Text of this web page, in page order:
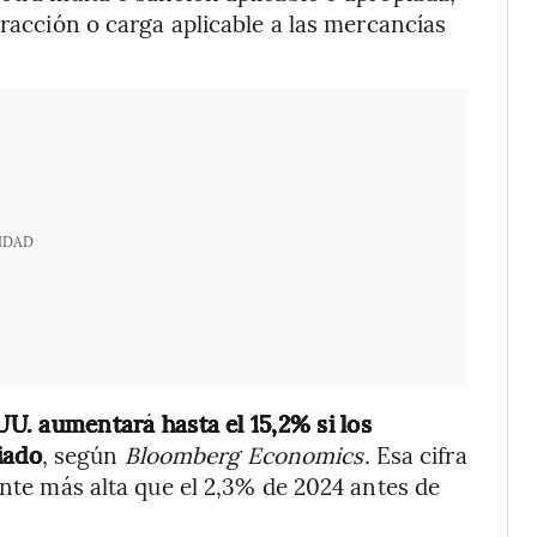
o carga aplicable a las mercancías
aumentará hasta el 15,2% si los
, según Bloomberg Economics. Esa cifra
más alta que el 2,3% de 2024 antes de